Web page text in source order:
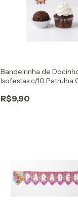
Bandeirinha de
Isofestas c/10 Patrulha
R$9,90